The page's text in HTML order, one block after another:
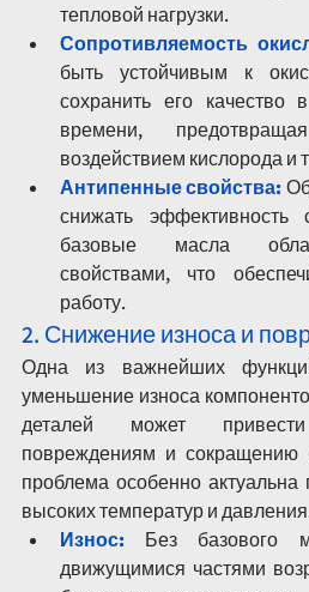
тепловой нагрузки.
Сопротивляемость
быть устойчивым к
сохранить его качество
времени,
воздействием кислорода и
Антипенные свойства:
снижать эффективность
базовые масла
свойствами, что
работу.
2. Снижение износа и
Одна из важнейших
уменьшение износа
деталей может
повреждениям и
проблема особенно
высоких температур и
Износ: Без базового
движущимися частями